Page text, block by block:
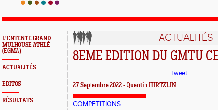
L'ENTENTE GRAND
MULHOUSE ATHLÉ
(EGMA)
ACTUALITÉS
EDITOS
RÉSULTATS
ACTUALITÉS
8EME EDITION DU GMTU
Tweet
27 Septembre 2022 - Quentin HIRTZLIN
COMPETITIONS